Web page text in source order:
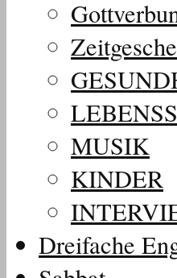
MUSIK
KINDER
Dreifache